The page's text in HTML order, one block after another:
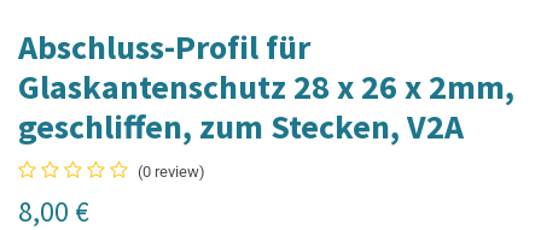
Abschluss-Profil für
Glaskantenschutz 28 x 26 x 2mm,
geschliffen, zum Stecken, V2A
(0 review)
8,00 €